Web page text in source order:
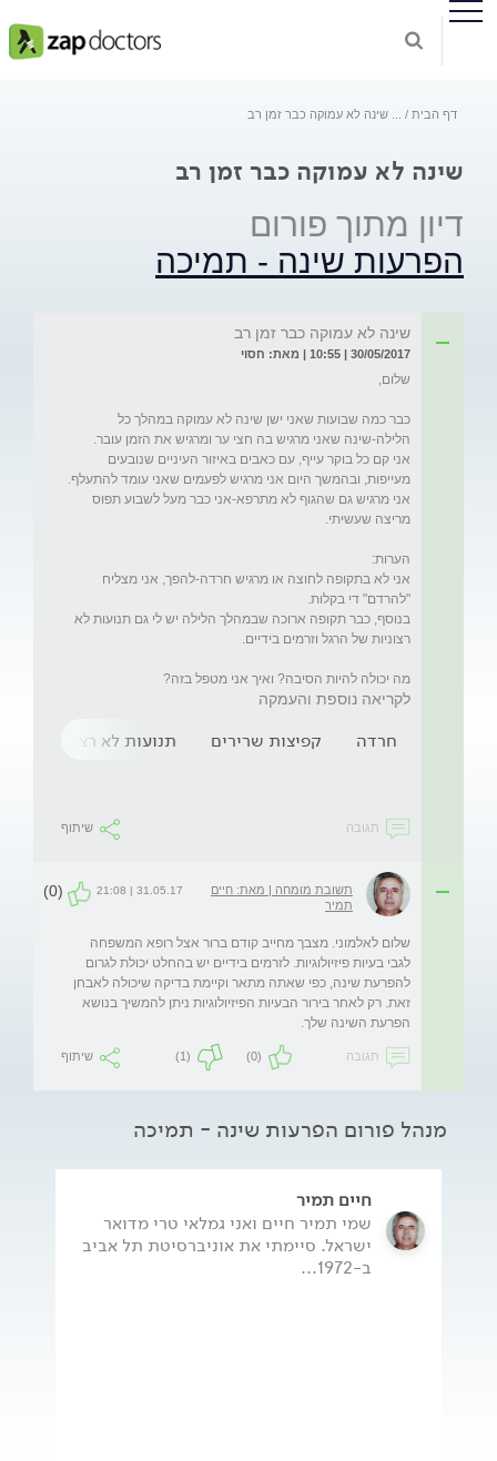
דף הבית שינה לא עמוקה כבר זמן רב
שינה לא עמוקה כבר זמן רב
דיון מתוך פורום
הפרעות שינה - תמיכה
שינה לא עמוקה כבר זמן רב
30/05/2017 | 10:55 | מאת: חסוי
כבר כמה שבועות שאני ישן שינה לא עמוקה במהלך כל
אני קם כל בוקר עייף, עם כאבים באיזור העיניים שנובעים
אני מרגיש גם שהגוף לא מתרפא-אני כבר מעל לשבוע תפוס
אני לא בתקופה לחוצה או מרגיש חרדה-להפך, אני מצליח
בנוסף, כבר תקופה ארוכה שבמהלך הלילה יש לי גם תנועות לא
מה יכולה להיות הסיבה? ואיך אני מטפל בזה?
לקריאה נוספת והעמקה
חרדה קפיצות שרירים תנועות לא רצוניות
תגובה שיתוף
תשובת מומחה | מאת: חיים
תמיר
31.05.17 | 21:08
(0)
שלום לאלמוני. מצבך מחייב קודם ברור אצל רופא המשפחה
לגבי בעיות פיזיולוגיות. לזרמים בידיים יש בהחלט יכולת לגרום
להפרעת שינה, כפי שאתה מתאר וקיימת בדיקה שיכולה לאבחן
זאת. רק לאחר בירור הבעיות הפיזיולוגיות ניתן להמשיך בנושא
הפרעת השינה שלך.
תגובה (0)
(1) שיתוף
מנהל פורום הפרעות שינה - תמיכה
חיים תמיר
שמי תמיר חיים ואני גמלאי טרי מדואר
ישראל. סיימתי את אוניברסיטת תל אביב
ב-1972...